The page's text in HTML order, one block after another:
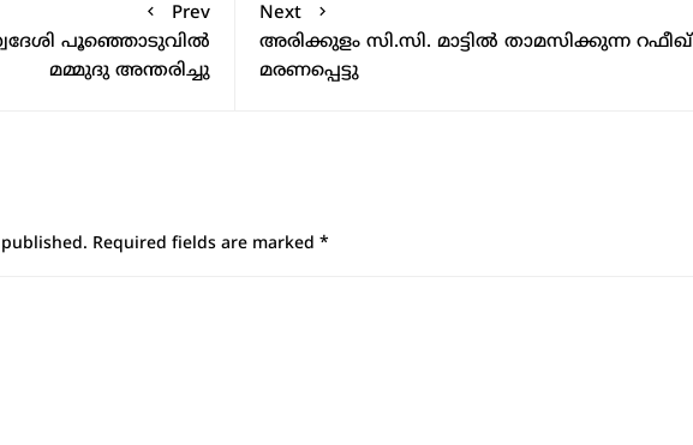
Prev
പൂഞ്ഞൊടുവിൽ
മമ്മുദു അന്തരിച്ചു
Next
അരിക്കുളം സി.സി. മാട്ടിൽ താമസിക്കുന്ന റഫീഖ്
മരണപ്പെട്ടു
Required fields are marked *